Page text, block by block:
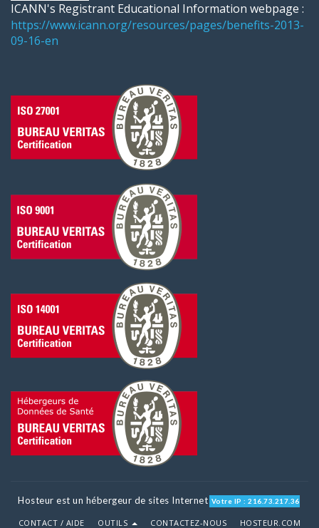
ICANN's Registrant Educational Information webpage :
https://www.icann.org/resources/pages/benefits-2013-
09-16-en
Hosteur est un hébergeur de sites Internet Votre IP : 216.73.217.36
CONTACT / AIDE OUTILS CONTACTEZ-NOUS HOSTEUR.COM